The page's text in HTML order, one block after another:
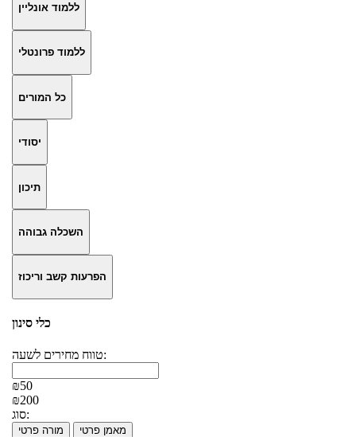
ללמוד אונליין
ללמוד פרונטלי
כל המורים
יסודי
תיכון
השכלה גבוהה
הפרעות קשב וריכוז
כלי סינון
טווח מחירים לשעה:
₪50
₪200
סוג:
מורה פרטי מאמן פרטי